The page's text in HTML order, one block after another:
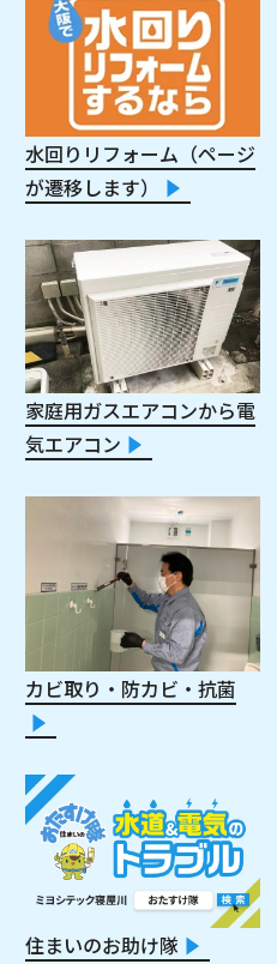
水回りリフォーム（ページ
が遷移します）
家庭用ガスエアコンから電
気エアコン
カビ取り・防カビ・抗菌
住まいのお助け隊